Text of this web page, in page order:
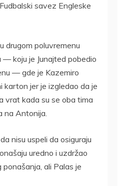
savez Engleske
drugom poluvremenu
— koju je Junajted pobedio
— gde je Kazemiro
karton jer je izgledao da je
vrat kada su se oba tima
na Antonija.
nisu uspeli da osiguraju
uredno i uzdržao
ali Palas je